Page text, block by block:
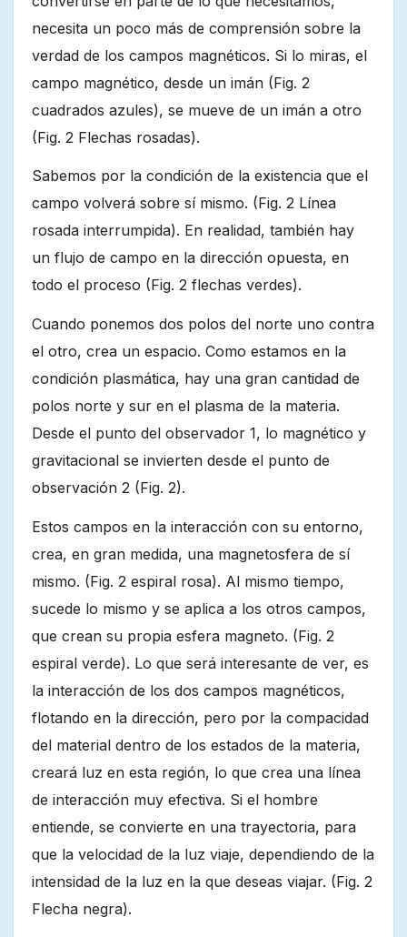
necesita un poco más de comprensión sobre la
verdad de los campos magnéticos. Si lo miras, el
campo magnético, desde un imán (Fig. 2
cuadrados azules), se mueve de un imán a otro
(Fig. 2 Flechas rosadas).
Sabemos por la condición de la existencia que el
campo volverá sobre sí mismo. (Fig. 2 Línea
rosada interrumpida). En realidad, también hay
un flujo de campo en la dirección opuesta, en
todo el proceso (Fig. 2 flechas verdes).
Cuando ponemos dos polos del norte uno contra
el otro, crea un espacio. Como estamos en la
condición plasmática, hay una gran cantidad de
polos norte y sur en el plasma de la materia.
Desde el punto del observador 1, lo magnético y
gravitacional se invierten desde el punto de
observación 2 (Fig. 2).
Estos campos en la interacción con su entorno,
crea, en gran medida, una magnetosfera de sí
mismo. (Fig. 2 espiral rosa). Al mismo tiempo,
sucede lo mismo y se aplica a los otros campos,
que crean su propia esfera magneto. (Fig. 2
espiral verde). Lo que será interesante de ver, es
la interacción de los dos campos magnéticos,
flotando en la dirección, pero por la compacidad
del material dentro de los estados de la materia,
creará luz en esta región, lo que crea una línea
de interacción muy efectiva. Si el hombre
entiende, se convierte en una trayectoria, para
que la velocidad de la luz viaje, dependiendo de la
intensidad de la luz en la que deseas viajar. (Fig. 2
Flecha negra).